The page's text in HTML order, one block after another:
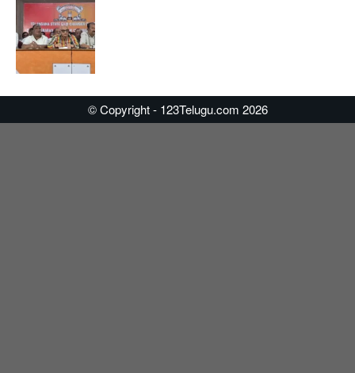
© Copyright - 123Telugu.com 2026